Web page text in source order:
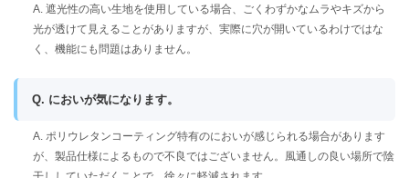
A. 遮光性の高い生地を使用している場合、ごくわずかなムラやキズから
光が透けて見えることがありますが、実際に穴が開いているわけではな
く、機能にも問題はありません。
Q. においが気になります。
A. ポリウレタンコーティング特有のにおいが感じられる場合があります
が、製品仕様によるもので不良ではございません。風通しの良い場所で陰